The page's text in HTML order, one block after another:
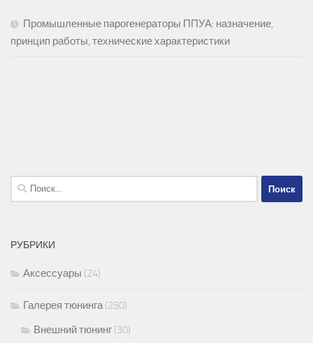
Промышленные парогенераторы ППУА: назначение,
принцип работы, технические характеристики
Найти:
РУБРИКИ
Аксессуары (24)
Галерея тюнинга(250)
Внешний тюнинг (30)